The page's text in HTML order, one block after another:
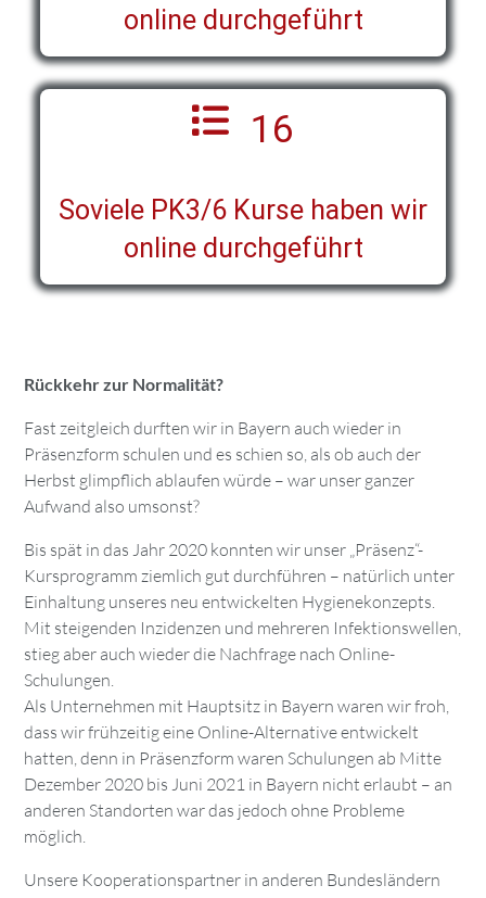
online durchgeführt
16
Soviele PK3/6 Kurse haben wir
online durchgeführt
Rückkehr zur Normalität?
Fast zeitgleich durften wir in Bayern auch wieder in
Präsenzform schulen und es schien so, als ob auch der
Herbst glimpflich ablaufen würde – war unser ganzer
Aufwand also umsonst?
Bis spät in das Jahr 2020 konnten wir unser „Präsenz“-
Kursprogramm ziemlich gut durchführen – natürlich unter
Einhaltung unseres neu entwickelten Hygienekonzepts.
Mit steigenden Inzidenzen und mehreren Infektionswellen,
stieg aber auch wieder die Nachfrage nach Online-
Schulungen.
Als Unternehmen mit Hauptsitz in Bayern waren wir froh,
dass wir frühzeitig eine Online-Alternative entwickelt
hatten, denn in Präsenzform waren Schulungen ab Mitte
Dezember 2020 bis Juni 2021 in Bayern nicht erlaubt – an
anderen Standorten war das jedoch ohne Probleme
möglich.
Unsere Kooperationspartner in anderen Bundesländern